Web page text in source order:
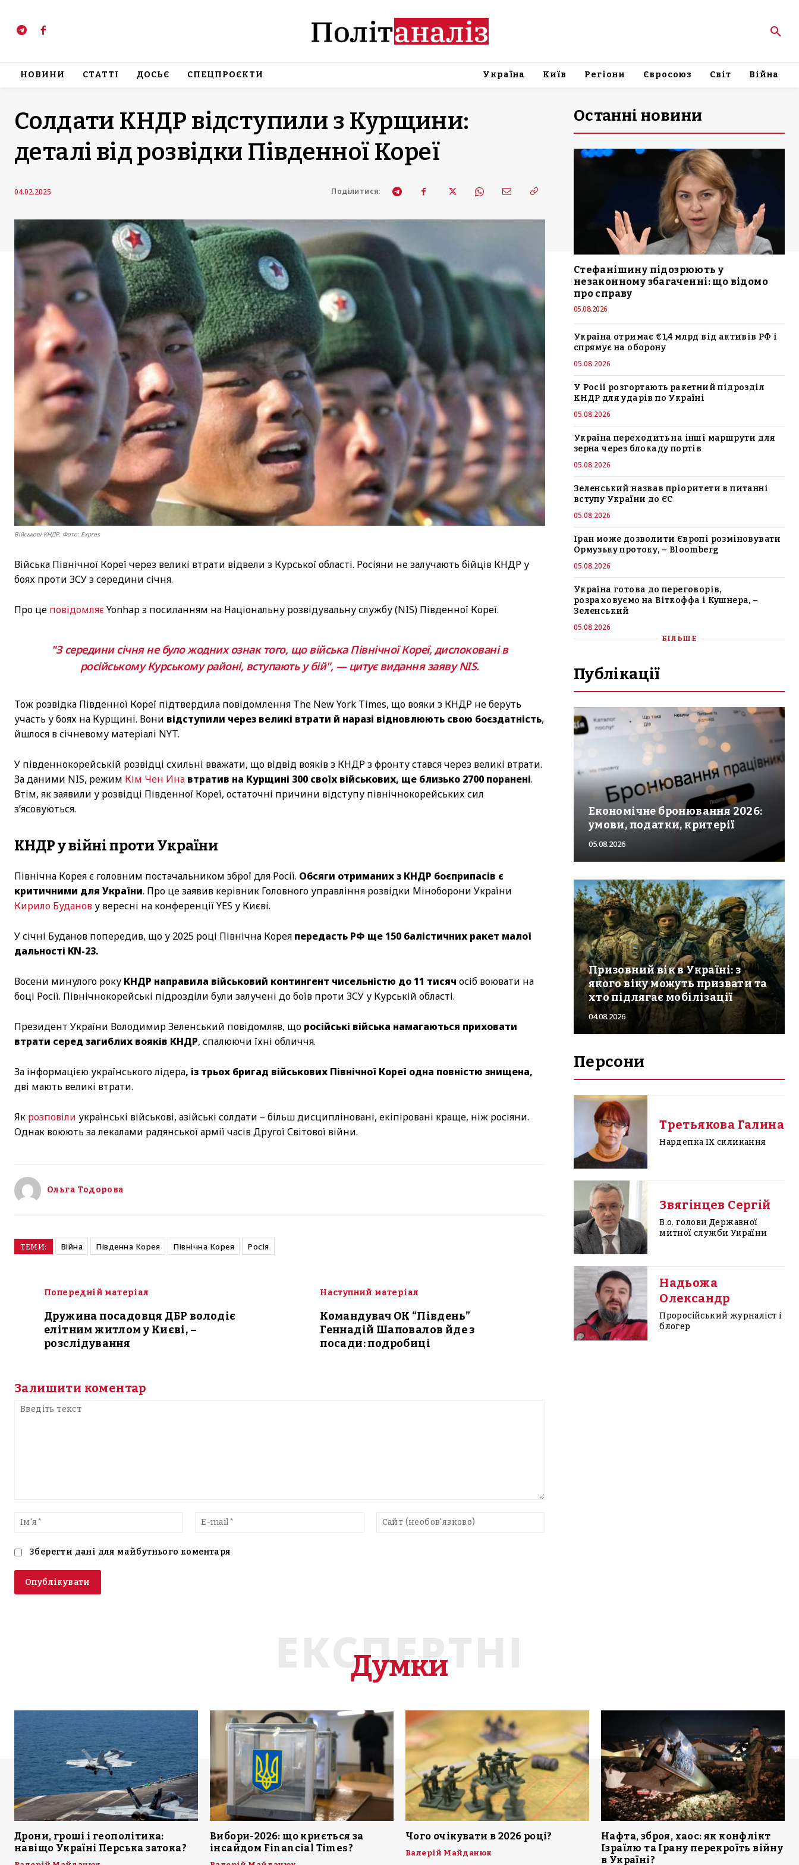
НОВИНИ СТАТТІ ДОСЬЄ СПЕЦПРОЄКТИ Україна Київ Регіони Євросоюз Світ Війна
Солдати КНДР відступили з Курщини:
деталі від розвідки Південної Кореї
04.02.2025 Поділитися:
Військові КНДР. Фото: Expres
Війська Північної Кореї через великі втрати відвели з Курської області. Росіяни не залучають бійців КНДР у
боях проти ЗСУ з середини січня.
Про це повідомляєYonhap з посиланням на Національну розвідувальну службу (NIS) Південної Кореї.
"З середини січня не було жодних ознак того, що війська Північної Кореї, дислоковані в
російському Курському районі, вступають у бій", — цитує видання заяву NIS.
Тож розвідка Південної Кореї підтвердила повідомлення The New York Times, що вояки з КНДР не беруть
участь у боях на Курщині. Вони відступили через великі втрати й наразі відновлюють свою боєздатність,
йшлося в січневому матеріалі NYT.
У південнокорейській розвідці схильні вважати, що відвід вояків з КНДР з фронту стався через великі втрати.
За даними NIS, режим Кім Чен Ина втратив на Курщині 300 своїх військових, ще близько 2700 поранені.
Втім, як заявили у розвідці Південної Кореї, остаточні причини відступу північнокорейських сил
з’ясовуються.
КНДР у війні проти України
Північна Корея є головним постачальником зброї для Росії. Обсяги отриманих з КНДР боєприпасів є
критичними для України. Про це заявив керівник Головного управління розвідки Міноборони України
Кирило Буданов у вересні на конференції YES у Києві.
У січні Буданов попередив, що у 2025 році Північна Корея передасть РФ ще 150 балістичних ракет малої
дальності KN-23.
Восени минулого року КНДР направила військовий контингент чисельністю до 11 тисяч осіб воювати на
боці Росії. Північнокорейські підрозділи були залучені до боїв проти ЗСУ у Курській області.
Президент України Володимир Зеленський повідомляв, що російські війська намагаються приховати
втрати серед загиблих вояків КНДР, спалюючи їхні обличчя.
За інформацією українського лідера, із трьох бригад військових Північної Кореї одна повністю знищена,
дві мають великі втрати.
Як розповіли українські військові, азійські солдати – більш дисципліновані, екіпіровані краще, ніж росіяни.
Однак воюють за лекалами радянської армії часів Другої Світової війни.
Ольга Тодорова
ТЕМИ: Війна Південна Корея Північна Корея Росія
Попередній матеріал
Дружина посадовця ДБР володіє
елітним житлом у Києві, –
розслідування
Наступний матеріал
Командувач ОК “Південь”
Геннадій Шаповалов йде з
посади: подробиці
Залишити коментар
текст
Ім'я*
Зберегти дані для майбутнього коментаря
Останні новини
Стефанішину підозрюють у
незаконному збагаченні: що відомо
про справу
05.08.2026
Україна отримає €1,4 млрд від активів РФ і
спрямує на оборону
05.08.2026
У Росії розгортають ракетний підрозділ
КНДР для ударів по Україні
05.08.2026
Україна переходить на інші маршрути для
зерна через блокаду портів
05.08.2026
Зеленський назвав пріоритети в питанні
вступу України до ЄС
05.08.2026
Іран може дозволити Європі розміновувати
Ормузьку протоку, – Bloomberg
05.08.2026
Україна готова до переговорів,
розраховуємо на Віткоффа і Кушнера, –
Зеленський
05.08.2026
БІЛЬШЕ
Публікації
Економічне бронювання 2026:
умови, податки, критерії
05.08.2026
Призовний вік в Україні: з
якого віку можуть призвати та
хто підлягає мобілізації
04.08.2026
Персони
Третьякова Галина
Нардепка IX скликання
Звягінцев Сергій
В.о. голови Державної
митної служби України
Надьожа
Олександр
Проросійський журналіст і
блогер
ЕКСПЕРТНІ
Думки
Дрони, гроші і геополітика:
навіщо Україні Перська затока?
Вибори-2026: що криється за
інсайдом Financial Times?
Чого очікувати в 2026 році?
Валерій Майданюк
Нафта, зброя, хаос: як конфлікт
Ізраїлю та Ірану перекроїть війну
в Україні?